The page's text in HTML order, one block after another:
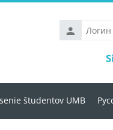
Логин
študentov UMB